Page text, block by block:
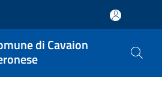
di Cavaion